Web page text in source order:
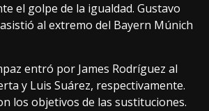
el golpe de la igualdad. Gustavo
al extremo del Bayern Múnich
entró por James Rodríguez al
y Luis Suárez, respectivamente.
los objetivos de las sustituciones.